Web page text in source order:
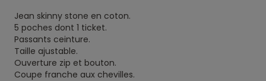
Jean skinny stone en coton.
5 poches dont 1 ticket.
Passants ceinture.
Taille ajustable.
Ouverture zip et bouton.
Coupe franche aux chevilles.